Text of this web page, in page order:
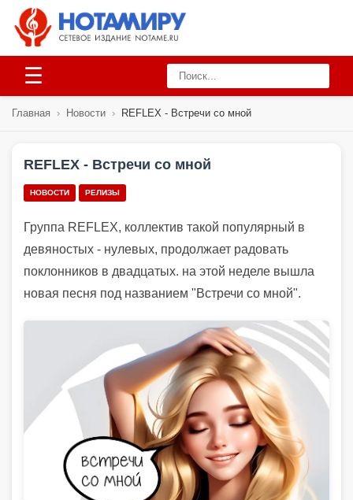
☰
Главная › Новости › REFLEX - Встречи со мной
REFLEX - Встречи со мной
НОВОСТИ РЕЛИЗЫ
Группа REFLEX, коллектив такой популярный в
девяностых - нулевых, продолжает радовать
поклонников в двадцатых. на этой неделе вышла
новая песня под названием "Встречи со мной".